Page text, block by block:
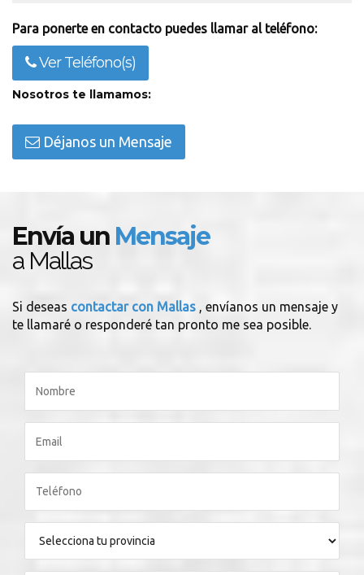
Para ponerte en contacto puedes llamar al teléfono:
Ver Teléfono(s)
Nosotros te llamamos:
Déjanos un Mensaje
Envía un Mensaje
a Mallas
Si deseas contactar con Mallas , envíanos un mensaje y
te llamaré o responderé tan pronto me sea posible.